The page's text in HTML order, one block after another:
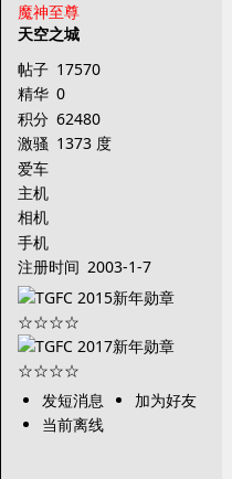
魔神至尊
天空之城
帖子 17570
精华 0
积分 62480
激骚 1373 度
爱车
主机
相机
手机
注册时间 2003-1-7
发短消息
加为好友
当前离线